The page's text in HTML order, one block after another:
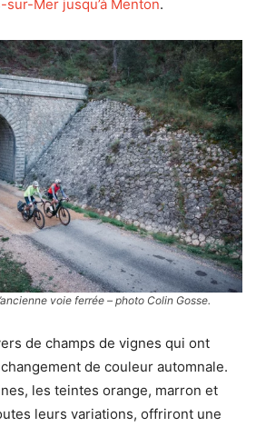
sur-Mer jusqu’à Menton.
voie ferrée – photo Colin Gosse.
de champs de vignes qui ont
de couleur automnale.
les teintes orange, marron et
leurs variations, offriront une